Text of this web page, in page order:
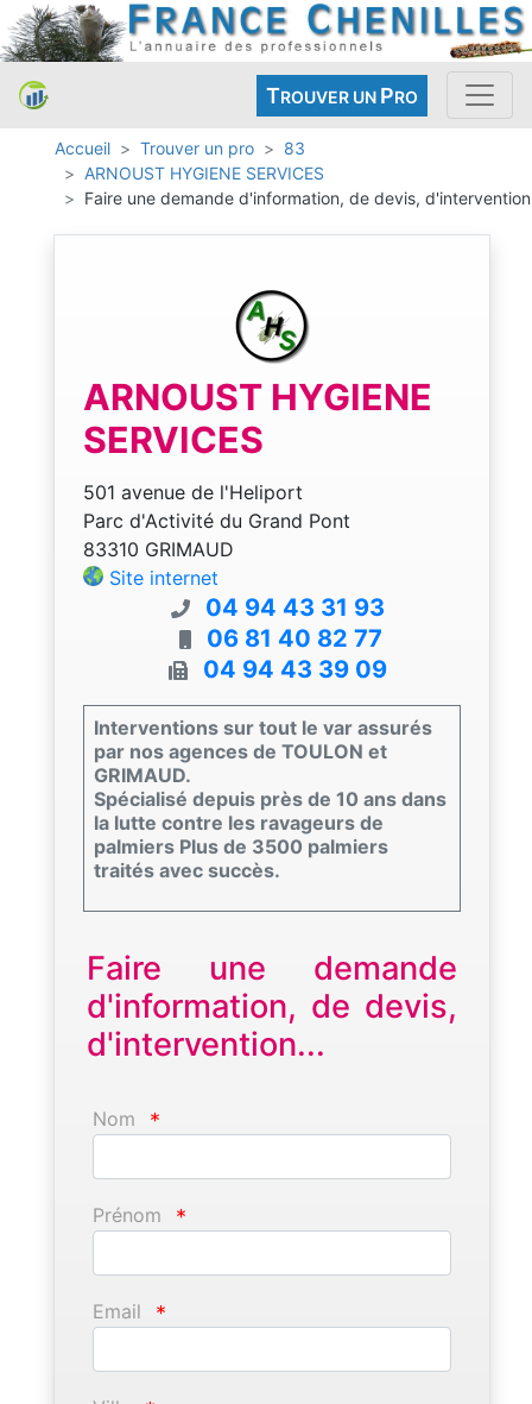
TROUVER UN PRO
Accueil Trouver un pro
83
ARNOUST HYGIENE SERVICES
Faire une demande d'information, de devis, d'intervention
ARNOUST HYGIENE
SERVICES
501 avenue de l'Heliport
Parc d'Activité du Grand Pont
83310 GRIMAUD
Site internet
04 94 43 31 93
06 81 40 82 77
04 94 43 39 09
Interventions sur tout le var assurés
par nos agences de TOULON et
GRIMAUD.
Spécialisé depuis près de 10 ans dans
la lutte contre les ravageurs de
palmiers Plus de 3500 palmiers
traités avec succès.
Faire une demande
d'information, de devis,
d'intervention...
Nom *
Prénom *
Email *